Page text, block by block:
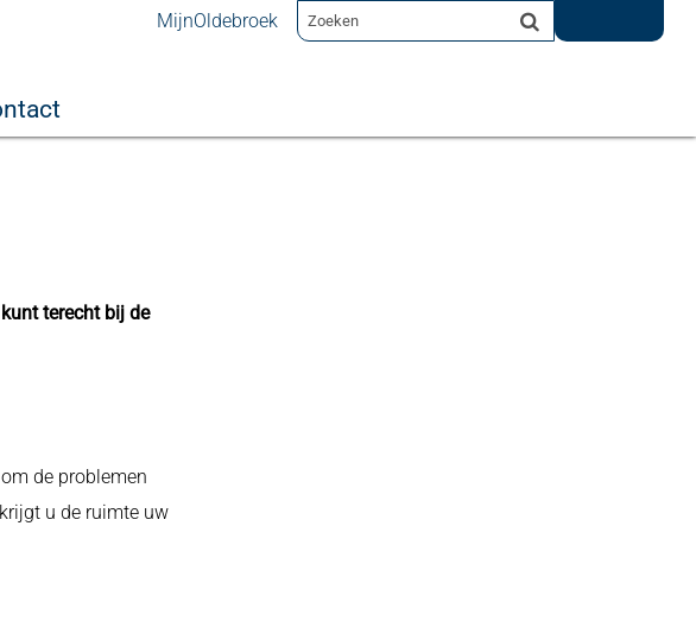
MijnOldebroek
terecht bij de
de problemen
u de ruimte uw